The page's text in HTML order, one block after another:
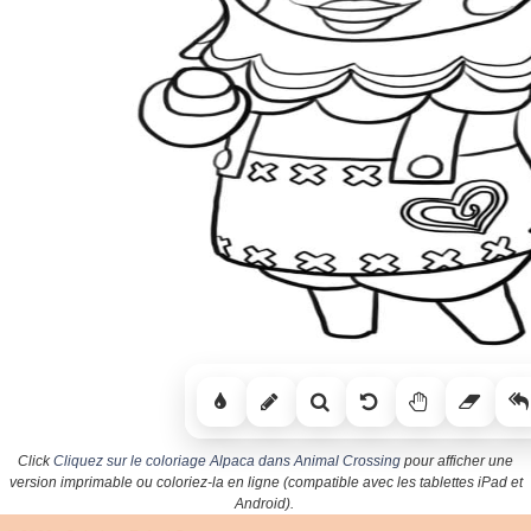
ClickCliquez sur le coloriage Alpaca dans Animal Crossing pour afficher une
version imprimable ou coloriez-la en ligne (compatible avec les tablettes iPad et
Android).